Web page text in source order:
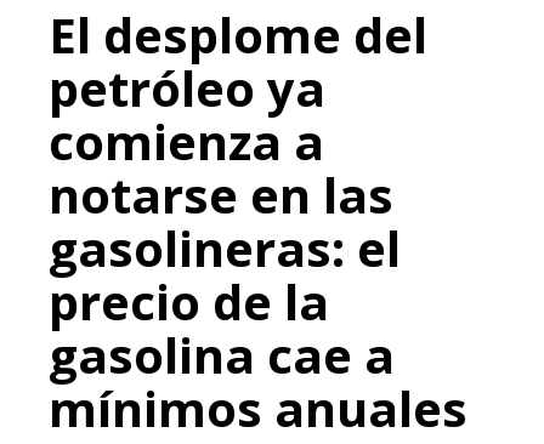
El desplome del
petróleo ya
comienza a
notarse en las
gasolineras: el
precio de la
gasolina cae a
mínimos anuales